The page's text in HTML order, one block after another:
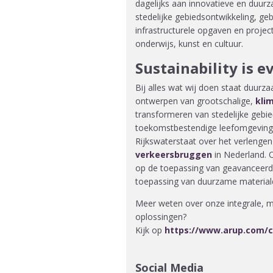
dagelijks aan innovatieve en
stedelijke gebiedsontwikkeling,
infrastructurele opgaven en
onderwijs, kunst en cultuur.
Sustainability is
Bij alles wat wij doen staat
ontwerpen van grootschalige,
transformeren van stedelijke
toekomstbestendige
Rijkswaterstaat over het
verkeersbruggen in Nederland.
op de toepassing van
toepassing van duurzame
Meer weten over onze integrale,
oplossingen?
Kijk op https://
Social Media